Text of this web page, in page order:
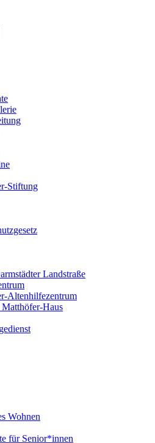
Stiftung
Landstraße
Altenhilfezentrum
Haus
Wohnen
für Senior*innen